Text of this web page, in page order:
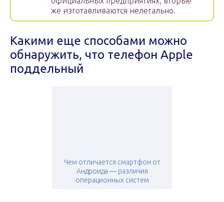
же изготавливаются нелегально.
Какими еще способами можно
обнаружить, что телефон Apple
поддельный
Чем отличается смартфон от
Андроида — различия
операционных систем